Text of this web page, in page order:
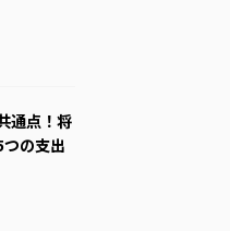
通点！将
の支出